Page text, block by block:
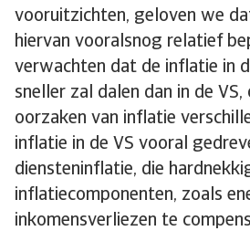
vooruitzichten, geloven we
hiervan vooralsnog relatief
verwachten dat de inflatie in
sneller zal dalen dan in de
oorzaken van inflatie
inflatie in de VS vooral
diensteninflatie, die
inflatiecomponenten, zoals
inkomensverliezen te